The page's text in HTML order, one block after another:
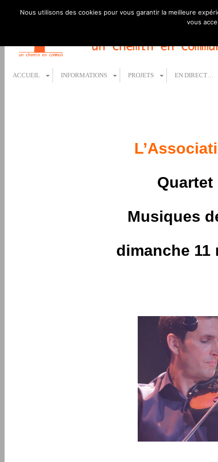
ACCUEIL INFORMATIONS PROJETS EN DIRECT…
Quartet
Musiques
dimanche 11
Nous utilisons des cookies pour vous garantir la meilleure
vous